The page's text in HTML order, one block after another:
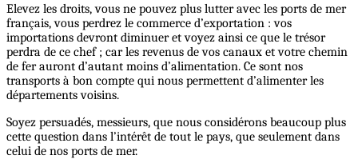
Elevez les droits, vous ne pouvez plus lutter avec les ports de mer
français, vous perdrez le commerce d’exportation : vos
importations devront diminuer et voyez ainsi ce que le trésor
perdra de ce chef ; car les revenus de vos canaux et votre chemin
de fer auront d’autant moins d’alimentation. Ce sont nos
transports à bon compte qui nous permettent d’alimenter les
départements voisins.
Soyez persuadés, messieurs, que nous considérons beaucoup plus
cette question dans l’intérêt de tout le pays, que seulement dans
celui de nos ports de mer.